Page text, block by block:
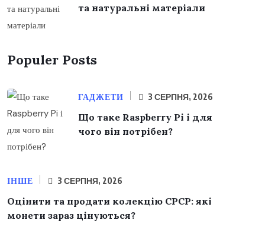
та натуральні матеріали
Populer Posts
ГАДЖЕТИ 3 СЕРПНЯ, 2026
Що таке Raspberry Pi і для
чого він потрібен?
ІНШЕ 3 СЕРПНЯ, 2026
Оцінити та продати колекцію СРСР: які
монети зараз цінуються?